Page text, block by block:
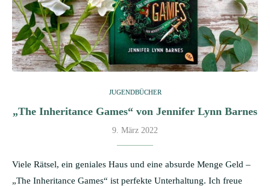
JUGENDBÜCHER
„The Inheritance Games“ von Jennifer Lynn Barnes
9. März 2022
Viele Rätsel, ein geniales Haus und eine absurde Menge Geld –
„The Inheritance Games“ ist perfekte Unterhaltung. Ich freue